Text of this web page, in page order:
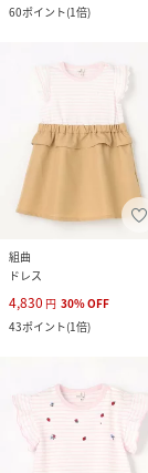
60ポイント(1倍)
組曲
ドレス
4,830 円 30%OFF
43ポイント(1倍)